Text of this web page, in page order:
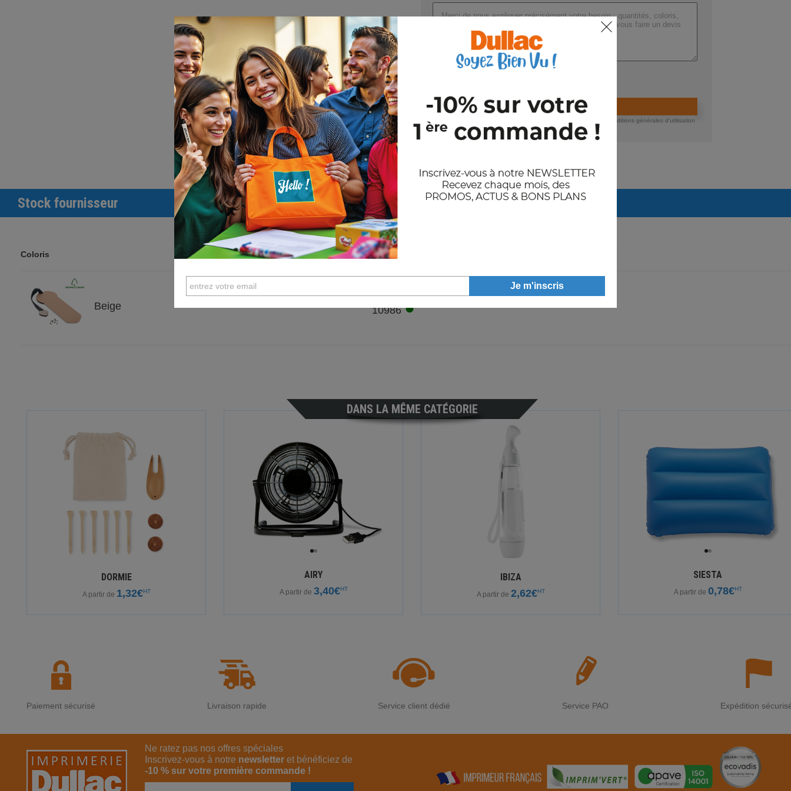
Référence : MO6226
Nom : GROWBOOKMARK™
Dimensions : 15X5,5X0,2 CM
Valider la demande de devis
En nous envoyant votre demande de devis, vous acceptez nos conditions générales d'utilisation
et notre politique de confidentialité des données.
Stock fournisseur
Coloris Stocks
Beige 10986●
DANS LA MÊME CATÉGORIE
DORMIE
A partir de 1,32€HT
AIRY
A partir de 3,40€HT
IBIZA
A partir de 2,62€HT
SIESTA
A partir de 0,78€HT
Paiement sécurisé Livraison rapide Service client dédié Service PAO Expédition
Ne ratez pas nos offres spéciales
Inscrivez-vous à notre newsletter et bénéficiez de
-10 % sur votre première commande !